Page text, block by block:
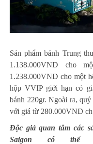
Sản phẩm bánh Trung
1.138.000VND cho
1.238.000VND cho một
hộp VVIP giới hạn có
bánh 220gr. Ngoài ra,
với giá từ 280.000VND
Độc giả quan tâm các
Saigon có thể